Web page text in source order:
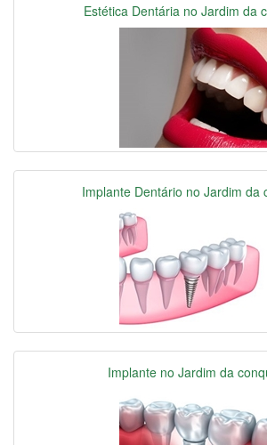
Estética Dentária no Jardim da
Implante Dentário no Jardim da
Implante no Jardim da